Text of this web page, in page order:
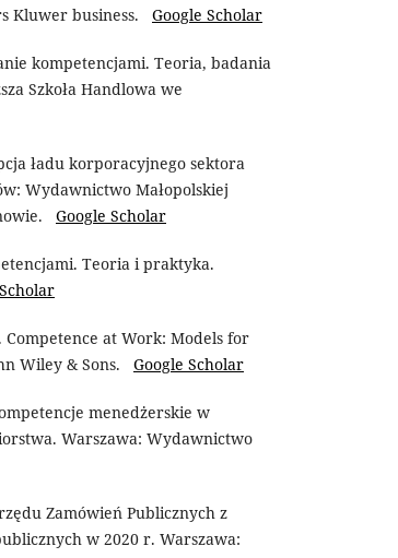
Kluwer business. Google Scholar
kompetencjami. Teoria, badania
Szkoła Handlowa we
ładu korporacyjnego sektora
Wydawnictwo Małopolskiej
Google Scholar
Teoria i praktyka.
Competence at Work: Models for
Wiley & Sons. Google Scholar
menedżerskie w
Warszawa: Wydawnictwo
Zamówień Publicznych z
w 2020 r. Warszawa: